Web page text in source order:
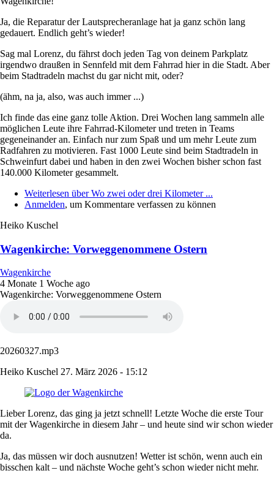
Ja, die Reparatur der Lautsprecheranlage hat ja ganz schön lang
gedauert. Endlich geht’s wieder!
Sag mal Lorenz, du fährst doch jeden Tag von deinem Parkplatz
irgendwo draußen in Sennfeld mit dem Fahrrad hier in die Stadt. Aber
beim Stadtradeln machst du gar nicht mit, oder?
(ähm, na ja, also, was auch immer ...)
Ich finde das eine ganz tolle Aktion. Drei Wochen lang sammeln alle
möglichen Leute ihre Fahrrad-Kilometer und treten in Teams
gegeneinander an. Einfach nur zum Spaß und um mehr Leute zum
Radfahren zu motivieren. Fast 1000 Leute sind beim Stadtradeln in
Schweinfurt dabei und haben in den zwei Wochen bisher schon fast
140.000 Kilometer gesammelt.
Weiterlesen über Wo zwei oder drei Kilometer ...
Anmelden, um Kommentare verfassen zu können
Heiko Kuschel
Wagenkirche: Vorweggenommene Ostern
Wagenkirche
4 Monate 1 Woche ago
Wagenkirche: Vorweggenommene Ostern
20260327.mp3
Heiko Kuschel 27. März 2026 - 15:12
Lieber Lorenz, das ging ja jetzt schnell! Letzte Woche die erste Tour
mit der Wagenkirche in diesem Jahr – und heute sind wir schon wieder
da.
Ja, das müssen wir doch ausnutzen! Wetter ist schön, wenn auch ein
bisschen kalt – und nächste Woche geht’s schon wieder nicht mehr.